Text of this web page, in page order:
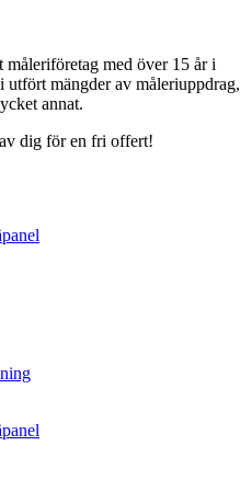
med över 15 år i
utfört mängder av måleriuppdrag,
annat.
dig för en fri offert!